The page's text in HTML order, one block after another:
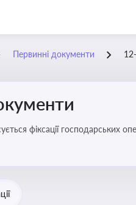
Первинні документи
фіксації господарських